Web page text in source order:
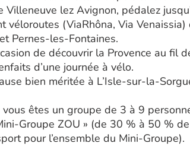
Villeneuve lez Avignon, pédalez
véloroutes (ViaRhôna, Via
Pernes-les-Fontaines.
de découvrir la Provence au fil
d’une journée à vélo.
bien méritée à L’Isle-sur-la-
vous êtes un groupe de 3 à 9
Groupe ZOU » (de 30 % à 50 %
pour l’ensemble du Mini-Groupe).